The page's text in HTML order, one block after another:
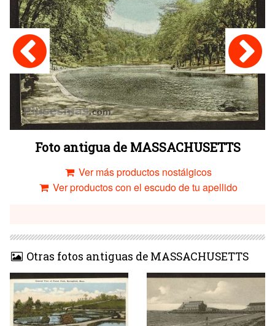
Foto antigua de MASSACHUSETTS
Ver más productos nostálgicos
Ver productos con el escudo de tu apellido
Otras fotos antiguas de MASSACHUSETTS